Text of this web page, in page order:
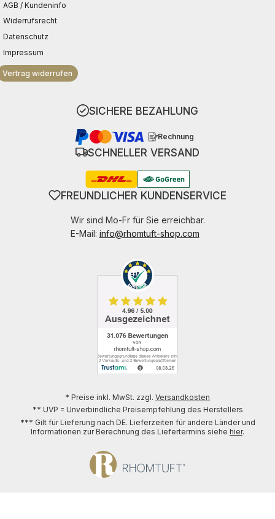
AGB / Kundeninfo
Widerrufsrecht
Datenschutz
Impressum
Vertrag widerrufen
SICHERE BEZAHLUNG
Rechnung
SCHNELLER VERSAND
FREUNDLICHER KUNDENSERVICE
Wir sind Mo-Fr für Sie erreichbar.
E-Mail: info@rhomtuft-shop.com
* Preise inkl. MwSt. zzgl. Versandkosten
** UVP = Unverbindliche Preisempfehlung des Herstellers
*** Gilt für Lieferung nach DE. Lieferzeiten für andere Länder und
Informationen zur Berechnung des Liefertermins siehe hier.